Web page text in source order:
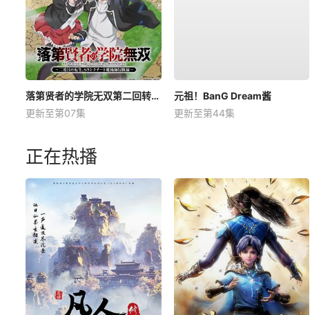
落第贤者的学院无双第二回转生，S等级作弊魔术师冒险记
更新至第07集
元祖！BanG Dream酱
更新至第44集
正在热播